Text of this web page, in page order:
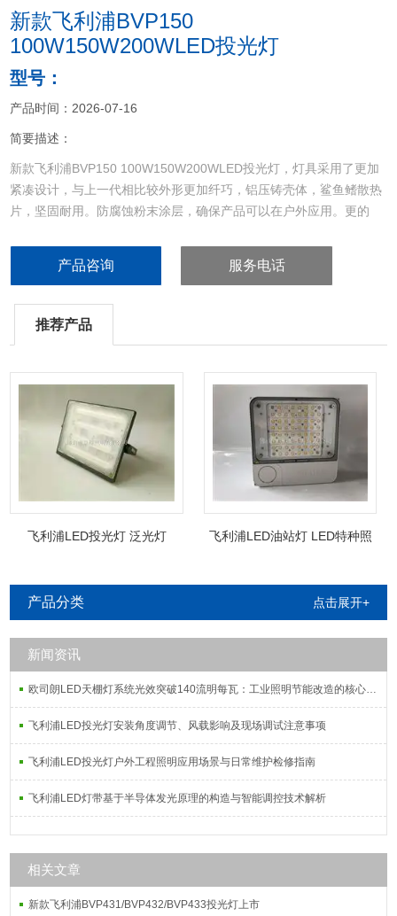
新款飞利浦BVP150
100W150W200WLED投光灯
型号：
产品时间：2026-07-16
简要描述：
新款飞利浦BVP150 100W150W200WLED投光灯，灯具采用了更加
紧凑设计，与上一代相比较外形更加纤巧，铝压铸壳体，鲨鱼鳍散热
片，坚固耐用。防腐蚀粉末涂层，确保产品可以在户外应用。更的
产品咨询 服务电话
推荐产品
飞利浦LED投光灯 泛光灯
飞利浦LED油站灯 LED特种照
产品分类 点击展开+
新闻资讯
欧司朗LED天棚灯系统光效突破140流明每瓦：工业照明节能改造的核心指标解析
飞利浦LED投光灯安装角度调节、风载影响及现场调试注意事项
飞利浦LED投光灯户外工程照明应用场景与日常维护检修指南
飞利浦LED灯带基于半导体发光原理的构造与智能调控技术解析
相关文章
新款飞利浦BVP431/BVP432/BVP433投光灯上市